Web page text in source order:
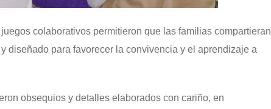
colaborativos permitieron que las familias compartieran
diseñado para favorecer la convivencia y el aprendizaje a
obsequios y detalles elaborados con cariño, en